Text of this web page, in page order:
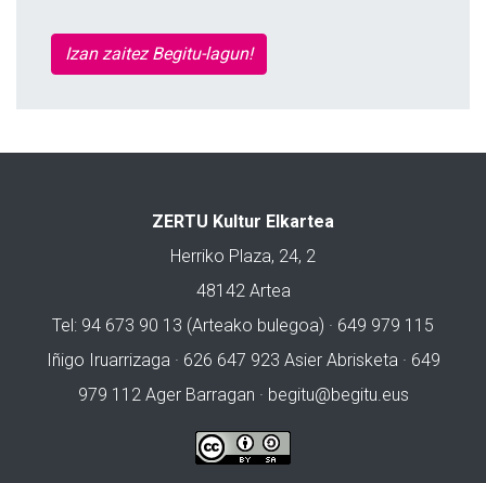
Izan zaitez Begitu-lagun!
ZERTU Kultur Elkartea
Herriko Plaza, 24, 2
48142 Artea
Tel: 94 673 90 13 (Arteako bulegoa) · 649 979 115
Iñigo Iruarrizaga · 626 647 923 Asier Abrisketa · 649
979 112 Ager Barragan · begitu@begitu.eus